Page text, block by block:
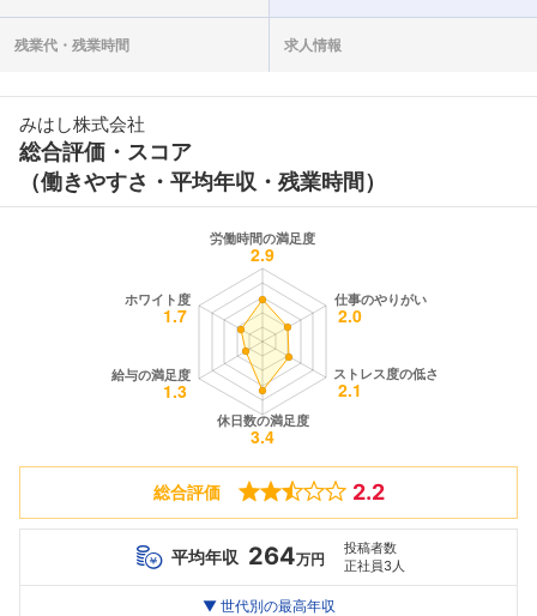
残業代・ 残業時間 求人情報
みはし株式会社
総合評価・スコア
（働きやすさ・平均年収・残業時間）
総合評価 2.2
平均年収 264万円
投稿者数
正社員3人
20代
30代
▼ 世代別の最高年収